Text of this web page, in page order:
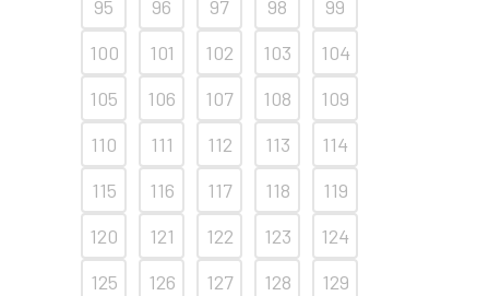
95
96 97 98
99
100
101 102 103
104
105
106 107 108
109
110
111 112 113
114
115
116 117 118
119
120
121 122 123
124
125
126 127 128
129